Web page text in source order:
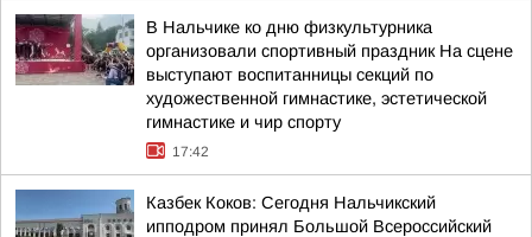
В Нальчике ко дню физкультурника
организовали спортивный праздник На сцене
выступают воспитанницы секций по
художественной гимнастике, эстетической
гимнастике и чир спорту
17:42
Казбек Коков: Сегодня Нальчикский
ипподром принял Большой Всероссийский